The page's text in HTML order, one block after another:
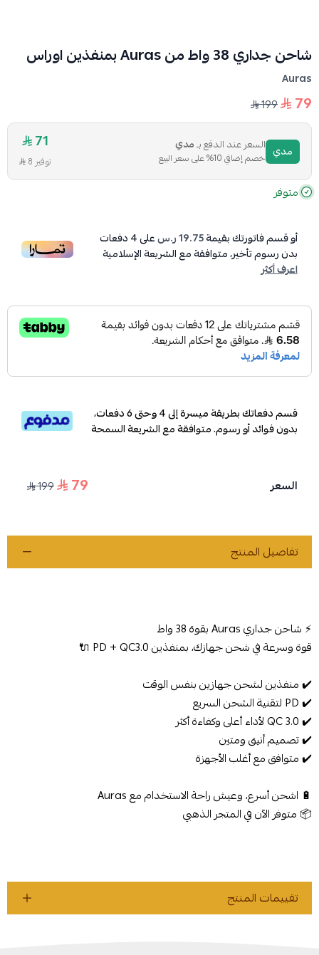
شاحن جداري 38 واط من Auras بمنفذين اوراس
Auras
79
199
مدي السعر عند الدفع بـمدي
خصم إضافي 10% على سعر البيع
71
توفير 8
متوفر
أو قسم فاتورتك بقيمة19.75 ر.س على4دفعات
بدون رسوم تأخير، متوافقة مع الشريعة الإسلامية
اعرف أكثر
قسم دفعاتك بطريقة ميسرة إلى 4 وحتى 6 دفعات،
بدون فوائد أو رسوم. متوافقة مع الشريعة السمحة
السعر 79
199
تفاصيل المنتج
⚡️ شاحن جداري Auras بقوة 38 واط
قوة وسرعة في شحن جهازك، بمنفذين PD + QC3.0 🔌
✔️ منفذين لشحن جهازين بنفس الوقت
✔️ PD لتقنية الشحن السريع
✔️ QC 3.0 لأداء أعلى وكفاءة أكثر
✔️ تصميم أنيق ومتين
✔️ متوافق مع أغلب الأجهزة
🔋 اشحن أسرع، وعيش راحة الاستخدام مع Auras
📦 متوفر الآن في المتجر الذهبي
تقييمات المنتج